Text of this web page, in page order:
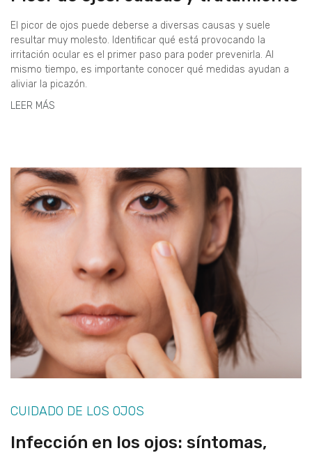
El picor de ojos puede deberse a diversas causas y suele
resultar muy molesto. Identificar qué está provocando la
irritación ocular es el primer paso para poder prevenirla. Al
mismo tiempo, es importante conocer qué medidas ayudan a
aliviar la picazón.
LEER MÁS
CUIDADO DE LOS OJOS
Infección en los ojos: síntomas,